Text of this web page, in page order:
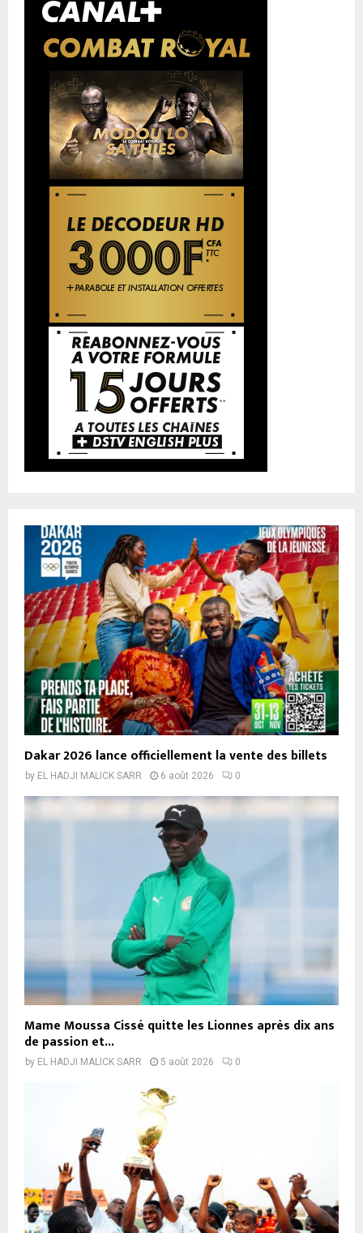
Dakar 2026 lance officiellement la vente des billets
by EL HADJI MALICK SARR 6 août 2026 0
Mame Moussa Cissé quitte les Lionnes après dix ans
de passion et...
by EL HADJI MALICK SARR 5 août 2026 0